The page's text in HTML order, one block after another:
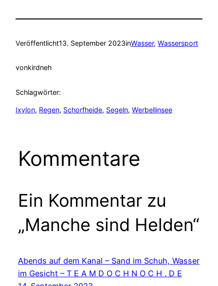
Veröffentlicht13. September 2023inWasser, Wassersport
vonkirdneh
Schlagwörter:
Ixylon, Regen, Schorfheide, Segeln, Werbellinsee
Kommentare
Ein Kommentar zu
„Manche sind Helden“
Abends auf dem Kanal – Sand im Schuh, Wasser
im Gesicht – T E A M D O C H N O C H . D E